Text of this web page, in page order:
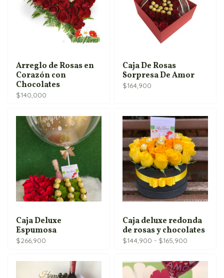
Arreglo de Rosas en
Corazón con
Chocolates
$140,000
Caja De Rosas
Sorpresa De Amor
$164,900
Caja Deluxe
Espumosa
$266,900
Caja deluxe redonda
de rosas y chocolates
$144,900 - $165,900
precios:
desde